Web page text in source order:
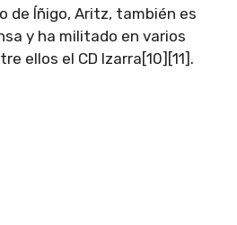
de Íñigo, Aritz, también es
y ha militado en varios
ellos el CD Izarra[10][11].